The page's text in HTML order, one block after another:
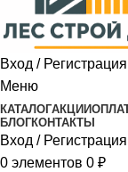
Вход / Регистрация
Меню
КАТАЛОГАКЦИИ
БЛОГКОНТАКТЫ
Вход / Регистрация
0 элементов 0 ₽